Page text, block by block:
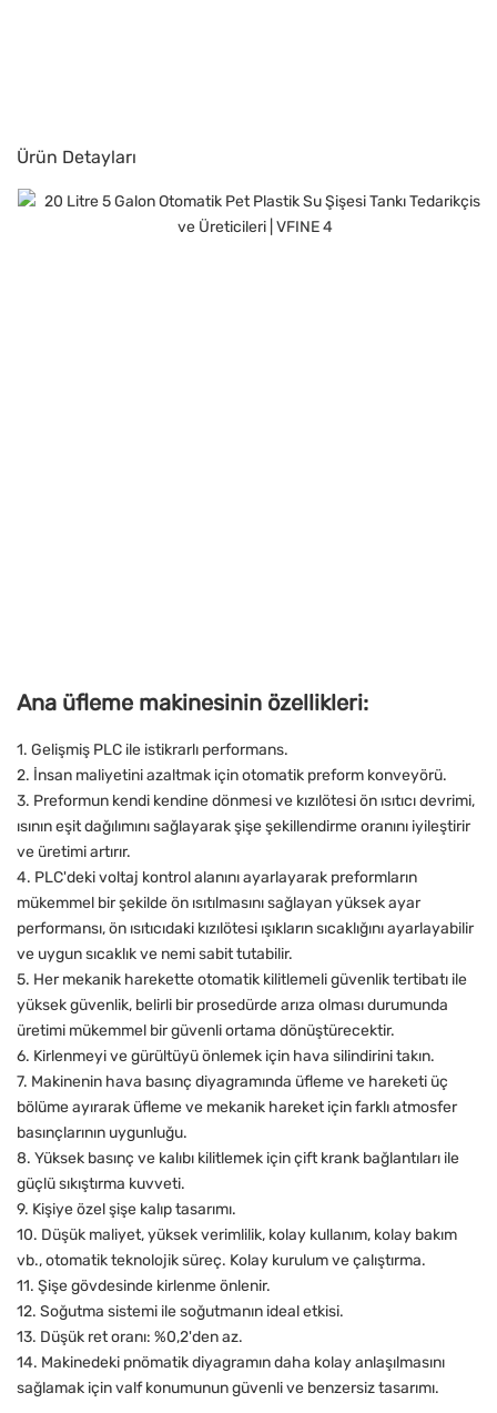
Ürün Detayları
Ana üfleme makinesinin özellikleri:
1. Gelişmiş PLC ile istikrarlı performans.
2. İnsan maliyetini azaltmak için otomatik preform konveyörü.
3. Preformun kendi kendine dönmesi ve kızılötesi ön ısıtıcı devrimi,
ısının eşit dağılımını sağlayarak şişe şekillendirme oranını iyileştirir
ve üretimi artırır.
4. PLC'deki voltaj kontrol alanını ayarlayarak preformların
mükemmel bir şekilde ön ısıtılmasını sağlayan yüksek ayar
performansı, ön ısıtıcıdaki kızılötesi ışıkların sıcaklığını ayarlayabilir
ve uygun sıcaklık ve nemi sabit tutabilir.
5. Her mekanik harekette otomatik kilitlemeli güvenlik tertibatı ile
yüksek güvenlik, belirli bir prosedürde arıza olması durumunda
üretimi mükemmel bir güvenli ortama dönüştürecektir.
6. Kirlenmeyi ve gürültüyü önlemek için hava silindirini takın.
7. Makinenin hava basınç diyagramında üfleme ve hareketi üç
bölüme ayırarak üfleme ve mekanik hareket için farklı atmosfer
basınçlarının uygunluğu.
8. Yüksek basınç ve kalıbı kilitlemek için çift krank bağlantıları ile
güçlü sıkıştırma kuvveti.
9. Kişiye özel şişe kalıp tasarımı.
10. Düşük maliyet, yüksek verimlilik, kolay kullanım, kolay bakım
vb., otomatik teknolojik süreç. Kolay kurulum ve çalıştırma.
11. Şişe gövdesinde kirlenme önlenir.
12. Soğutma sistemi ile soğutmanın ideal etkisi.
13. Düşük ret oranı: %0,2'den az.
14. Makinedeki pnömatik diyagramın daha kolay anlaşılmasını
sağlamak için valf konumunun güvenli ve benzersiz tasarımı.